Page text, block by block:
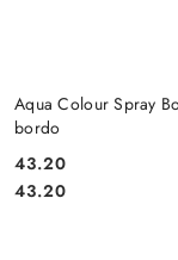
Aqua Colour Spray
bordo
Cena:
43.20
Cena:
43.20